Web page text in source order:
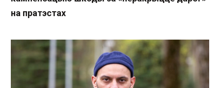
на пратэстах